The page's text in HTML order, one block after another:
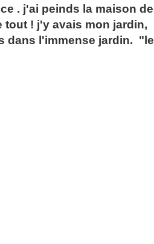
. j'ai peinds la maison de
tout ! j'y avais mon jardin,
dans l'immense jardin. "le